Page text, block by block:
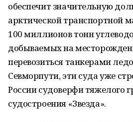
обеспечит значительную
арктической транспортной
100 миллионов тонн
добываемых на
перевозиться танкерами
Севморпути, эти суда уже
России судоверфи тяжелого
судостроения «Звезда».